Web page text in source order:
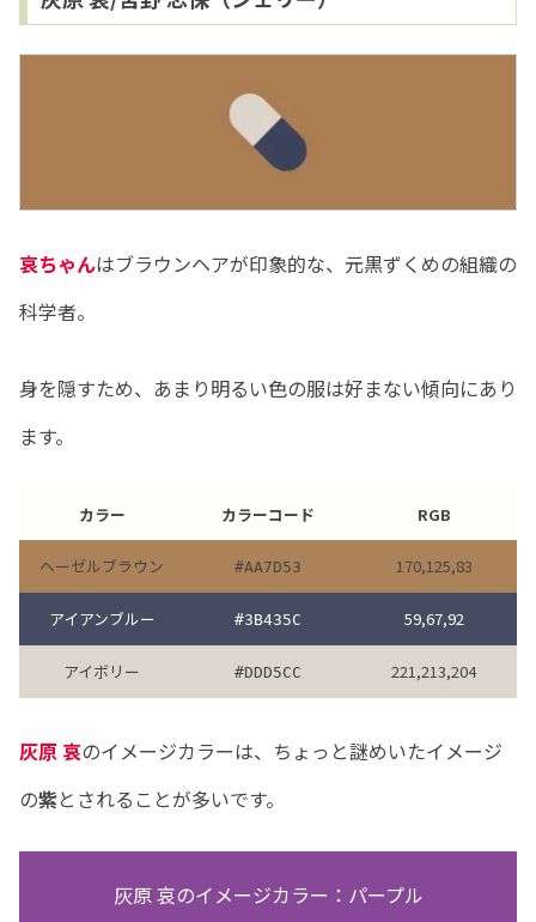
哀ちゃんはブラウンヘアが印象的な、元黒ずくめの組織の
科学者。
身を隠すため、あまり明るい色の服は好まない傾向にあり
ます。
カラー カラーコード RGB
ヘーゼルブラウン #AA7D53 170,125,83
アイアンブルー #3B435C 59,67,92
アイボリー #DDD5CC 221,213,204
灰原 哀のイメージカラーは、ちょっと謎めいたイメージ
の紫とされることが多いです。
灰原 哀のイメージカラー：パープル